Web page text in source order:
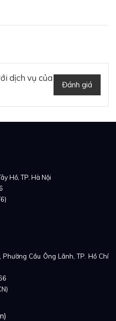
dịch vụ của
Đánh giá
Hồ, TP. Hà Nội
Cầu Ông Lãnh, TP. Hồ Chí